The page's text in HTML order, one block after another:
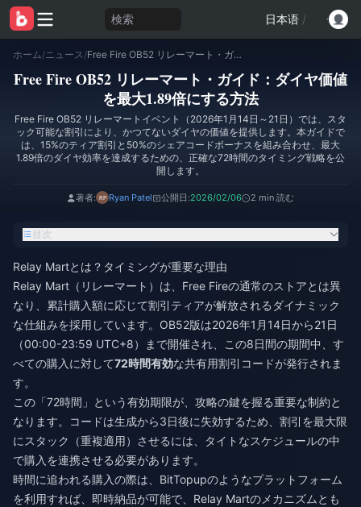
検索 日本语 /
ホーム/ニュース / Free Fire OB52 リレーマート・ガイド：ダイヤ価値を最大1.89倍にする方法
Free Fire OB52 リレーマート・ガイド：ダイヤ価値
を最大1.89倍にする方法
Free Fire OB52 リレーマートイベント（2026年1月14日～21日）では、スタ
ック可能な割引により、かつてないダイヤの価値を提供します。本ガイドで
は、15%のティア割引と50%のシェアコードボーナスを組み合わせ、最大
1.89倍のダイヤ効率を達成するための、正確な72時間のタイミング戦略を公
開します。
著者: Ryan Patel 公開日:2026/02/06 2 min 読む
目次
Relay Martとは？タイミングが重要な理由
Relay Mart（リレーマート）は、Free Fireの通常のストアとは異
なり、累計購入額に応じて割引ティアが解放されるダイナミック
な仕組みを採用しています。OB52版は2026年1月14日から21日
（00:00-23:59 UTC+8）まで開催され、この8日間の期間中、す
べての購入に対して72時間有効な共有用割引コードが発行されま
す。
この「72時間」という有効期限が、攻略の鍵を握る重要な制約と
なります。コードは生成から3日後に失効するため、割引を最大限
にスタック（重複適用）させるには、タイトなスケジュールの中
で購入を連携させる必要があります。
時間に追われる購入の際は、 BitTopupのようなプラットフォーム
を利用すれば、即時納品が可能で、Relay Martのメカニズムとも